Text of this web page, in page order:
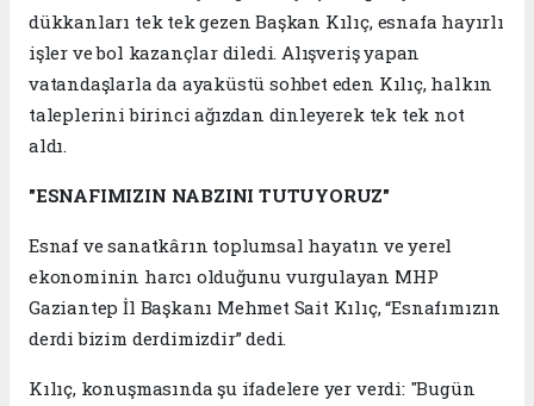
dükkanları tek tek gezen Başkan Kılıç, esnafa hayırlı
işler ve bol kazançlar diledi. Alışveriş yapan
vatandaşlarla da ayaküstü sohbet eden Kılıç, halkın
taleplerini birinci ağızdan dinleyerek tek tek not
aldı.
"ESNAFIMIZIN NABZINI TUTUYORUZ"
Esnaf ve sanatkârın toplumsal hayatın ve yerel
ekonominin harcı olduğunu vurgulayan MHP
Gaziantep İl Başkanı Mehmet Sait Kılıç, “Esnafımızın
derdi bizim derdimizdir” dedi.
Kılıç, konuşmasında şu ifadelere yer verdi: "Bugün